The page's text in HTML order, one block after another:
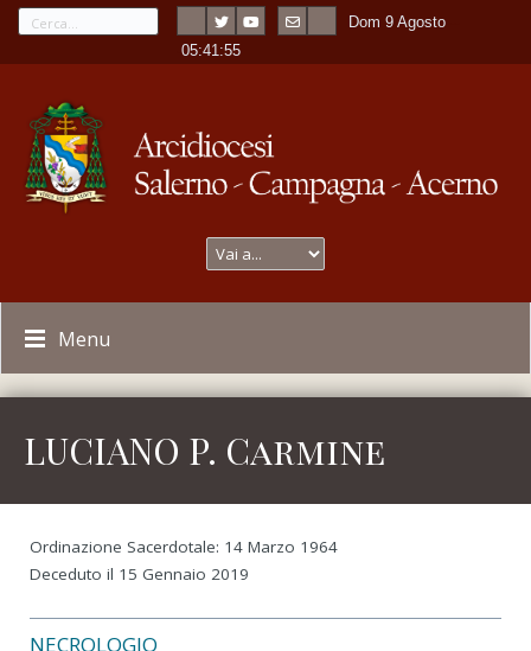
Dom 9 Agosto
-05:41:55
Menu
LUCIANO P. Carmine
Ordinazione Sacerdotale: 14 Marzo 1964
Deceduto il 15 Gennaio 2019
NECROLOGIO